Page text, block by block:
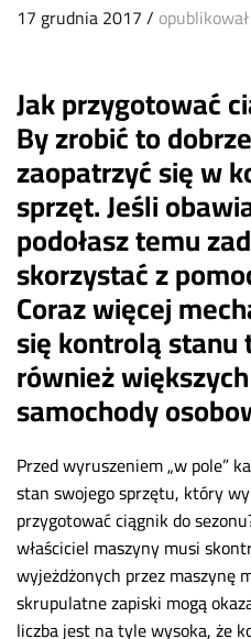
17 grudnia 2017/ opublikował
Jak przygotować
By zrobić to
zaopatrzyć się w
sprzęt. Jeśli
podołasz temu
skorzystać z
Coraz więcej
się kontrolą stanu
również
samochody
Przed wyruszeniem „w pole”
stan swojego sprzętu, który
przygotować ciągnik do
właściciel maszyny musi
wyjeżdżonych przez maszynę
skrupulatne zapiski mogą
liczba jest na tyle wysoka, że